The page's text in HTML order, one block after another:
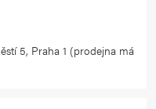
5, Praha 1 (prodejna má